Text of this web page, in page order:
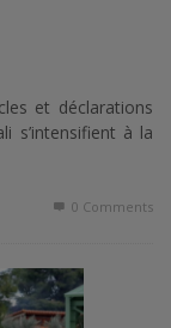
et déclarations
s’intensifient à la
0 Comments